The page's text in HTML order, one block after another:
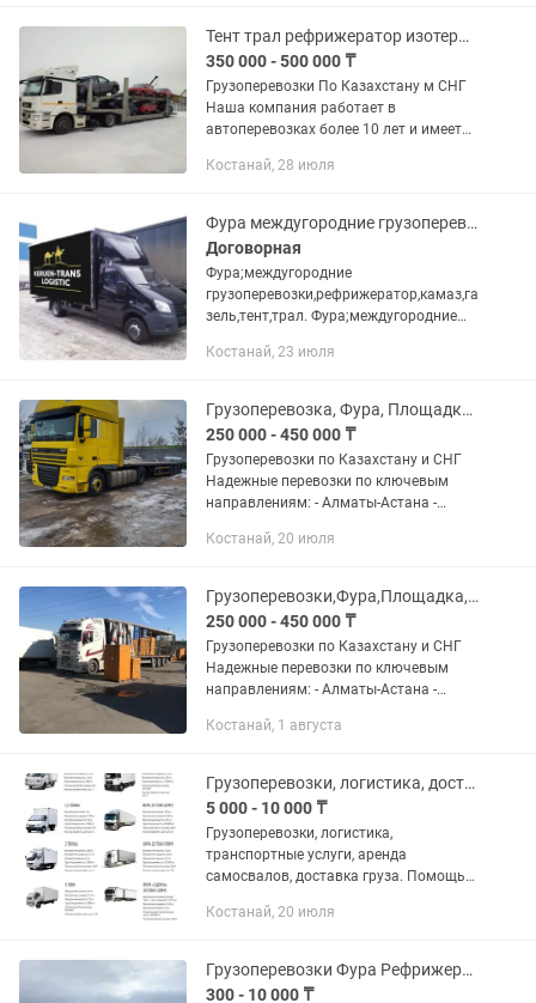
Тент трал рефрижератор изотерм 120 ка газель 5 тоник 10 тоник плащадка
350 000 - 500 000 ₸
Грузоперевозки По Казахстану м СНГ
Наша компания работает в
автоперевозках более 10 лет и имеет
Предоставляем все виды документов.
Костанай, 28 июля
Фура междугородние грузоперевозки,рефрижератор,камаз,газель,тент,трал.
Договорная
Фура;междугородние
грузоперевозки,рефрижератор,камаз,га
зель,тент,трал. Фура;междугородние
городу,Камаз,рефрижератор,тент С
каких-либо грузов...
Костанай, 23 июля
Грузоперевозка, Фура, Площадка, Трал, Рефрижератор Камаз
250 000 - 450 000 ₸
Грузоперевозки по Казахстану и СНГ
Надежные перевозки по ключевым
направлениям: - Алматы-Астана -
Алматы-Устькаман - Алматы - Орал -
Костанай, 20 июля
Грузоперевозки,Фура,Площадка,Трал,Рефрижератор,Камаз
250 000 - 450 000 ₸
Грузоперевозки по Казахстану и СНГ
Надежные перевозки по ключевым
направлениям: - Алматы-Астана -
Алматы-Устькаман - Алматы - Орал -
Костанай, 1 августа
Грузоперевозки, логистика, доставка, рефрижератор, фура, газель
5 000 - 10 000 ₸
Грузоперевозки, логистика,
транспортные услуги, аренда
самосвалов, доставка груза. Помощь
Предоставляем транспорт под любые
автопарке:...
Костанай, 20 июля
Грузоперевозки Фура Рефрижератор Камаз Длиномер Газель Межгород
300 - 10 000 ₸